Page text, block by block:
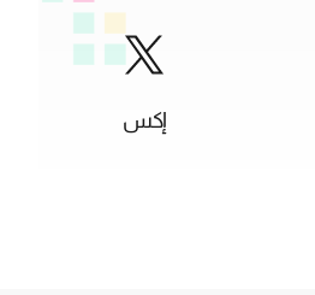
إكس